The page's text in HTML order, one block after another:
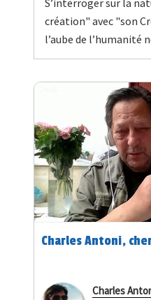
S’interroger sur la
création" avec "son
l’aube de l’humanité
Charles Antoni,
Charles